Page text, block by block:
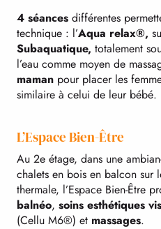
4 séances différentes
technique : l’Aqua relax®,
Subaquatique, totalement
l’eau comme moyen de
maman pour placer les
similaire à celui de leur bébé.
L’Espace Bien-Être
Au 2e étage, dans une
chalets en bois en balcon sur
thermale, l’Espace Bien-Être
balnéo, soins esthétiques
(Cellu M6®) et massages.